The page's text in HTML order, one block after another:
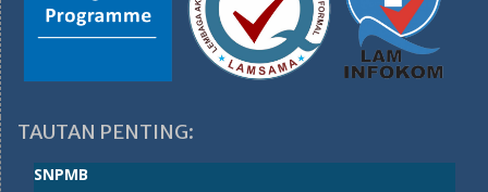
TAUTAN PENTING:
SNPMB